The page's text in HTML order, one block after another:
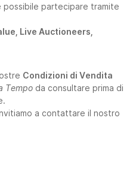
partecipare tramite
Live Auctioneers,
Condizioni di Vendita
Tempo da consultare prima di
a contattare il nostro